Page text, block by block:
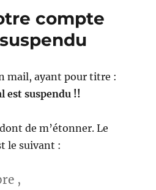
compte
mail, ayant pour titre :
est suspendu !!
de m’étonner. Le
le suivant :
,